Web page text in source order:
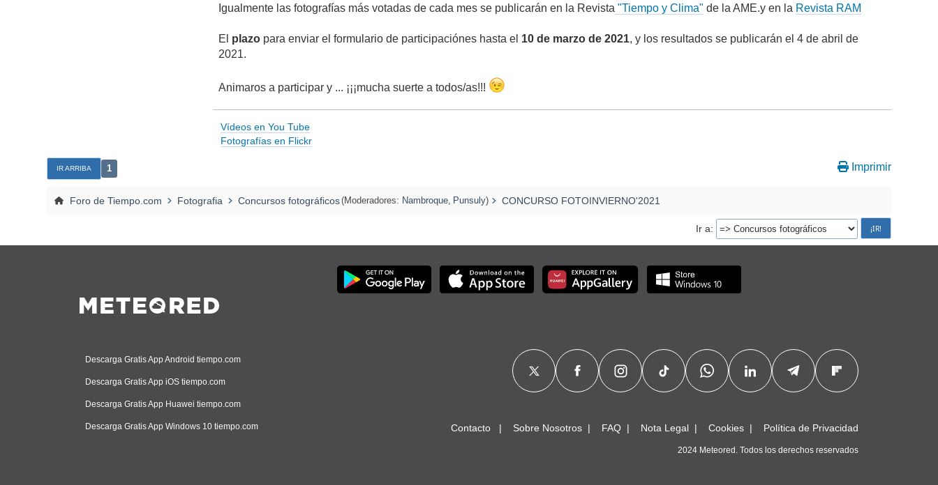
Igualmente las fotografías más votadas de cada mes se publicarán en la Revista "Tiempo y Clima" de la AME.y en la Revista RAM
El plazo para enviar el formulario de participaciónes hasta el 10 de marzo de 2021, y los resultados se publicarán el 4 de abril de
2021.
Animaros a participar y ... ¡¡¡mucha suerte a todos/as!!!
Vídeos en You Tube
Fotografías en Flickr
IR ARRIBA 1 Imprimir
Foro de Tiempo.com Fotografia Concursos fotográficos(Moderadores: Nambroque, Punsuly) CONCURSO FOTOINVIERNO'2021
Ir a
Descarga Gratis App Android tiempo.com
Descarga Gratis App iOS tiempo.com
Descarga Gratis App Huawei tiempo.com
Descarga Gratis App Windows 10 tiempo.com Contacto Sobre Nosotros FAQ Nota Legal Cookies Política de Privacidad
2024 Meteored. Todos los derechos reservados